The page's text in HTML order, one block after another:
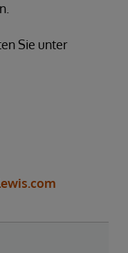
Sie unter